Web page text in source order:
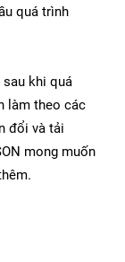
quá trình
sau khi quá
làm theo các
đổi và tải
mong muốn